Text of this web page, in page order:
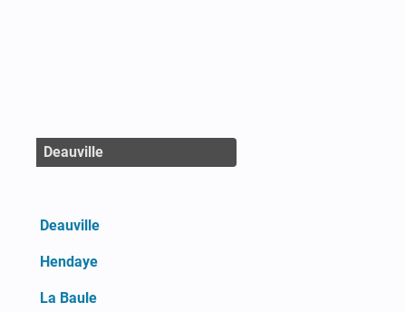
Deauville
Deauville
Hendaye
La Baule